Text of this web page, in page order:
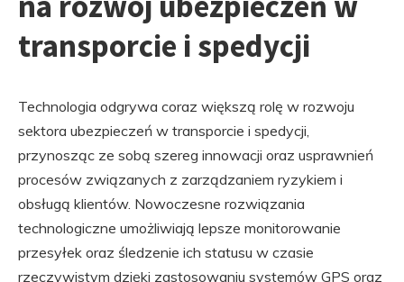
transporcie i spedycji
Technologia odgrywa coraz większą rolę w rozwoju
sektora ubezpieczeń w transporcie i spedycji,
przynosząc ze sobą szereg innowacji oraz usprawnień
procesów związanych z zarządzaniem ryzykiem i
obsługą klientów. Nowoczesne rozwiązania
technologiczne umożliwiają lepsze monitorowanie
przesyłek oraz śledzenie ich statusu w czasie
rzeczywistym dzięki zastosowaniu systemów GPS oraz